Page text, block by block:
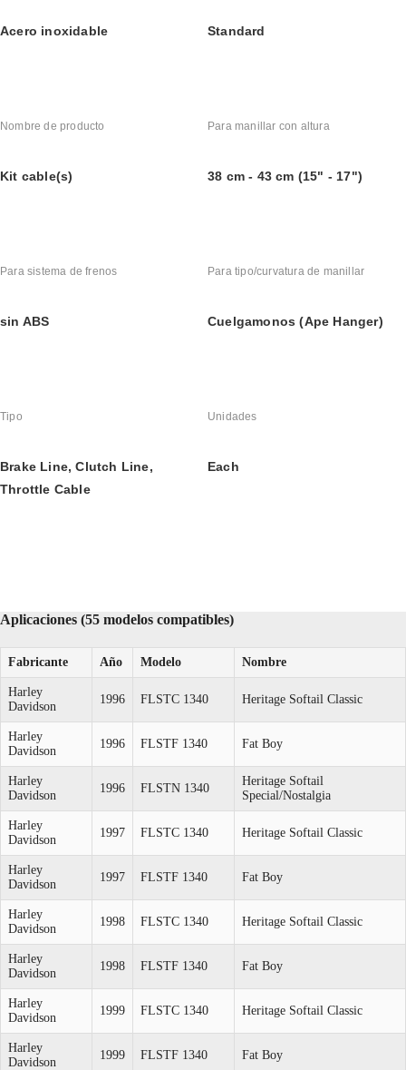
Acero inoxidable Standard
Nombre de producto
Kit cable(s)
Para manillar con altura
38 cm - 43 cm (15" - 17")
Para sistema de frenos
sin ABS
Para tipo/curvatura de manillar
Cuelgamonos (Ape Hanger)
Tipo
Brake Line, Clutch Line,
Throttle Cable
Unidades
Each
Aplicaciones (55 modelos compatibles)
Fabricante Año Modelo Nombre
Harley
Davidson
1996 FLSTC 1340 Heritage Softail Classic
Harley
Davidson
1996 FLSTF 1340 Fat Boy
Harley
Davidson
1996 FLSTN 1340
Heritage Softail
Special/Nostalgia
Harley
Davidson
1997 FLSTC 1340 Heritage Softail Classic
Harley
Davidson
1997 FLSTF 1340 Fat Boy
Harley
Davidson
1998 FLSTC 1340 Heritage Softail Classic
Harley
Davidson
1998 FLSTF 1340 Fat Boy
Harley
Davidson
1999 FLSTC 1340 Heritage Softail Classic
Harley
Davidson
1999 FLSTF 1340 Fat Boy